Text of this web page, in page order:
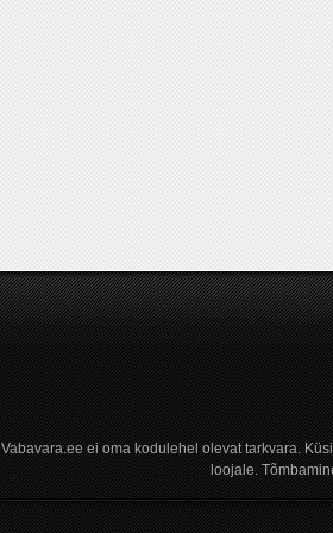
Vabavara.ee ei oma kodulehel olevat tarkvara.
loojale.